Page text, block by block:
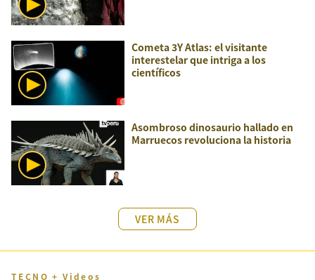
Cometa 3Y Atlas: el visitante
interestelar que intriga a los
científicos
Asombroso dinosaurio hallado en
Marruecos revoluciona la historia
VER MÁS
TECNO + Videos